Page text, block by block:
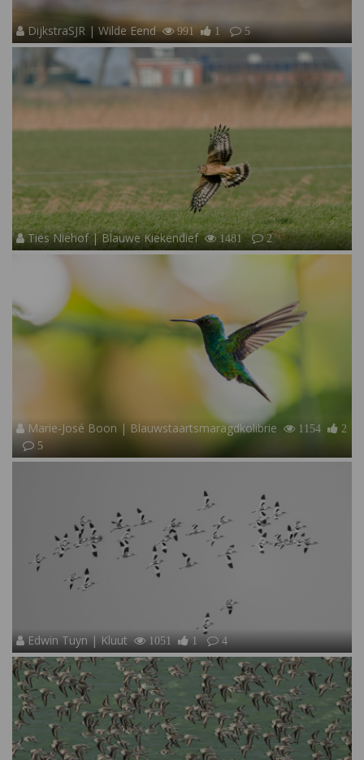
DijkstraSJR | Wilde Eend 991 1 5
Ties Niehof | Blauwe Kiekendief 1481 2
Marie-José Boon | Blauwstaartsmaragdkolibrie 1154
2
5
Edwin Tuyn | Kluut 1051 1 4